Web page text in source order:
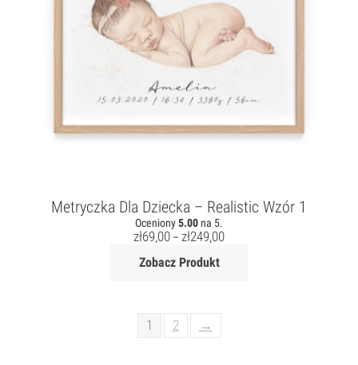
Metryczka Dla Dziecka – Realistic Wzór 1
Oceniony5.00 na 5.
zł69,00 – zł249,00
Zobacz Produkt
1 2 →